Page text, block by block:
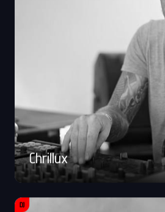
Chrillux
DJ